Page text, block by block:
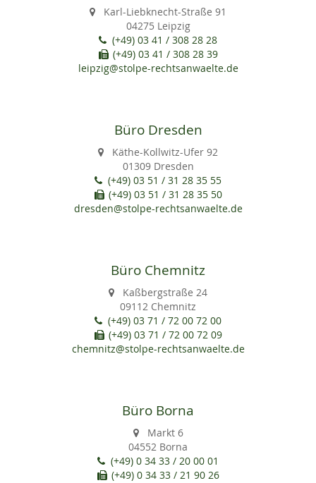
Karl-Liebknecht-Straße 91
04275 Leipzig
(+49) 03 41 / 308 28 28
(+49) 03 41 / 308 28 39
leipzig@stolpe-rechtsanwaelte.de
Büro Dresden
Käthe-Kollwitz-Ufer 92
01309 Dresden
(+49) 03 51 / 31 28 35 55
(+49) 03 51 / 31 28 35 50
dresden@stolpe-rechtsanwaelte.de
Büro Chemnitz
Kaßbergstraße 24
09112 Chemnitz
(+49) 03 71 / 72 00 72 00
(+49) 03 71 / 72 00 72 09
chemnitz@stolpe-rechtsanwaelte.de
Büro Borna
Markt 6
04552 Borna
(+49) 0 34 33 / 20 00 01
(+49) 0 34 33 / 21 90 26